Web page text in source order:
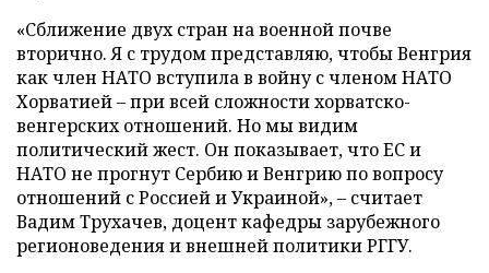
«Сближение двух стран на военной почве
вторично. Я с трудом представляю, чтобы Венгрия
как член НАТО вступила в войну с членом НАТО
Хорватией – при всей сложности хорватско-
венгерских отношений. Но мы видим
политический жест. Он показывает, что ЕС и
НАТО не прогнут Сербию и Венгрию по вопросу
отношений с Россией и Украиной», – считает
Вадим Трухачев, доцент кафедры зарубежного
регионоведения и внешней политики РГГУ.